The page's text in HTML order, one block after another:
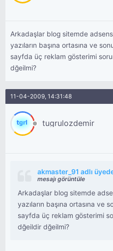
Arkadaşlar blog sitemde
yazıların başına ortasına ve
sayfda üç reklam gösterimi
dğeilmi?
11-04-2009, 14:31:48
tugrulozdemir
akmaster_91 adlı
mesajı görüntüle
Arkadaşlar blog sitemde
yazıların başına ortasına ve
sayfda üç reklam gösterimi
dğeildir dğeilmi?